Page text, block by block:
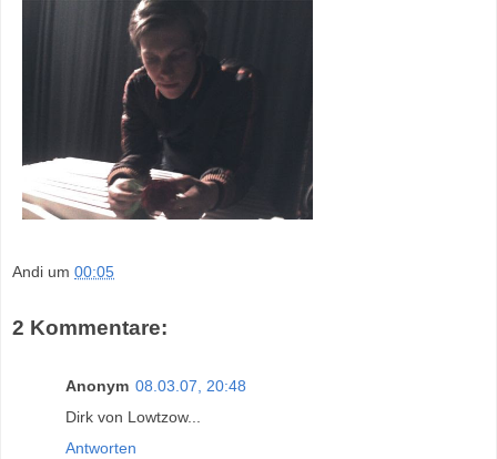
Andi um 00:05
2 Kommentare:
Anonym 08.03.07, 20:48
Dirk von Lowtzow...
Antworten